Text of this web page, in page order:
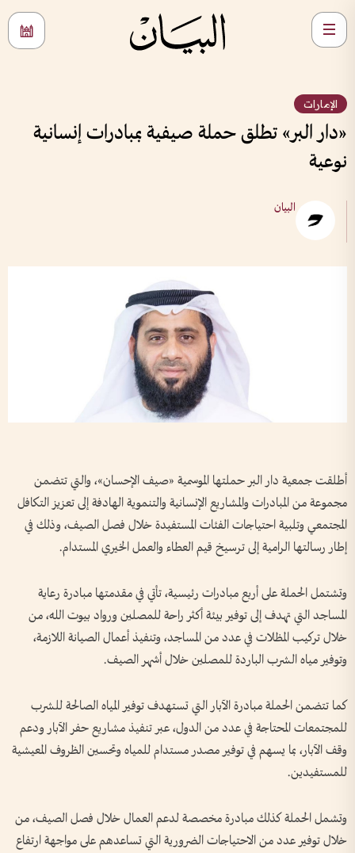
الإمارات
«دار البر» تطلق حملة صيفية بمبادرات إنسانية
نوعية
البيان
أطلقت جمعية دار البر حملتها الموسمية «صيف الإحسان»، والتي تتضمن
مجموعة من المبادرات والمشاريع الإنسانية والتنموية الهادفة إلى تعزيز التكافل
المجتمعي وتلبية احتياجات الفئات المستفيدة خلال فصل الصيف، وذلك في
إطار رسالتها الرامية إلى ترسيخ قيم العطاء والعمل الخيري المستدام.
وتشتمل الحملة على أربع مبادرات رئيسية، تأتي في مقدمتها مبادرة رعاية
المساجد التي تهدف إلى توفير بيئة أكثر راحة للمصلين ورواد بيوت الله، من
خلال تركيب المظلات في عدد من المساجد، وتنفيذ أعمال الصيانة اللازمة،
وتوفير مياه الشرب الباردة للمصلين خلال أشهر الصيف.
كما تتضمن الحملة مبادرة الآبار التي تستهدف توفير المياه الصالحة للشرب
للمجتمعات المحتاجة في عدد من الدول، عبر تنفيذ مشاريع حفر الآبار ودعم
وقف الآبار، بما يسهم في توفير مصدر مستدام للمياه وتحسين الظروف المعيشية
للمستفيدين.
وتشمل الحملة كذلك مبادرة مخصصة لدعم العمال خلال فصل الصيف، من
خلال توفير عدد من الاحتياجات الضرورية التي تساعدهم على مواجهة ارتفاع